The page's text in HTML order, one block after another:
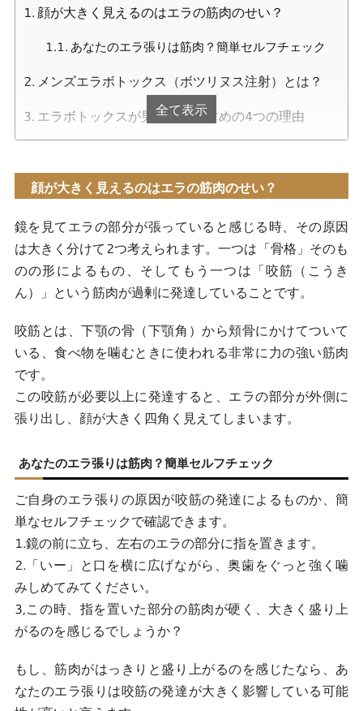
顔が大きく見えるのはエラの筋肉のせい？
あなたのエラ張りは筋肉？簡単セルフチェック
メンズエラボトックス（ボツリヌス注射）とは？
エラボトックスが男性におすすめの4つの理由
2. 歯ぎしり・食いしばりの癖を緩和
3. 肩こりや頭痛の改善が期待できることも
4. 清潔感や知的な印象を与える
当クリニックのメンズエラボトックスが選ばれる
形成外科専門医による「解剖学に基づいた」丁
丁寧なカウンセリングで理想のフェイスライン
を
メンズエラボトックス施術の流れとダウンタイム
施術の流れ
ダウンタイムは？効果はいつからいつまで？
メンズエラボトックスのデメリットと副作用
施術中に痛みを感じる可能性
表情の違和感
頬がこけて見えることがある
硬いものが噛みにくくなる
全て表示
顔が大きく見えるのはエラの筋肉のせい？
鏡を見てエラの部分が張っていると感じる時、その原因
は大きく分けて2つ考えられます。一つは「骨格」そのも
のの形によるもの、そしてもう一つは「咬筋（こうき
ん）」という筋肉が過剰に発達していることです。
咬筋とは、下顎の骨（下顎角）から頬骨にかけてついて
いる、食べ物を噛むときに使われる非常に力の強い筋肉
です。
この咬筋が必要以上に発達すると、エラの部分が外側に
張り出し、顔が大きく四角く見えてしまいます。
あなたのエラ張りは筋肉？簡単セルフチェック
ご自身のエラ張りの原因が咬筋の発達によるものか、簡
単なセルフチェックで確認できます。
1.鏡の前に立ち、左右のエラの部分に指を置きます。
2.「いー」と口を横に広げながら、奥歯をぐっと強く噛
みしめてみてください。
3,この時、指を置いた部分の筋肉が硬く、大きく盛り上
がるのを感じるでしょうか？
もし、筋肉がはっきりと盛り上がるのを感じたなら、あ
なたのエラ張りは咬筋の発達が大きく影響している可能